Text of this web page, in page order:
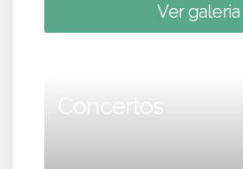
Ver galeria
Concertos